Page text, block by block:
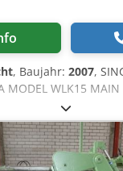
, Baujahr: 2007,
MODEL WLK15
50X50 ( NEW
370MM
TO WORK